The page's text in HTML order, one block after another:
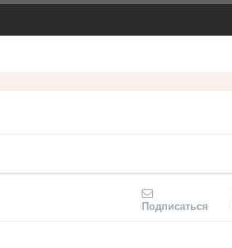
Подписаться